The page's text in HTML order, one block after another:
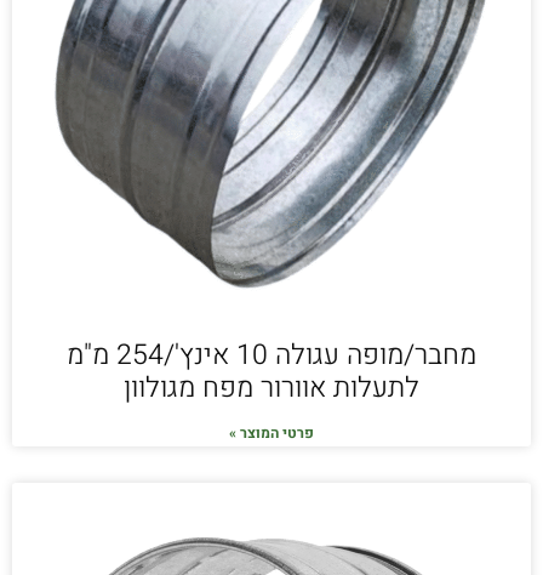
מחבר/מופה עגולה 10 אינץ'/254 מ"מ
לתעלות אוורור מפח מגולוון
פרטי המוצר »